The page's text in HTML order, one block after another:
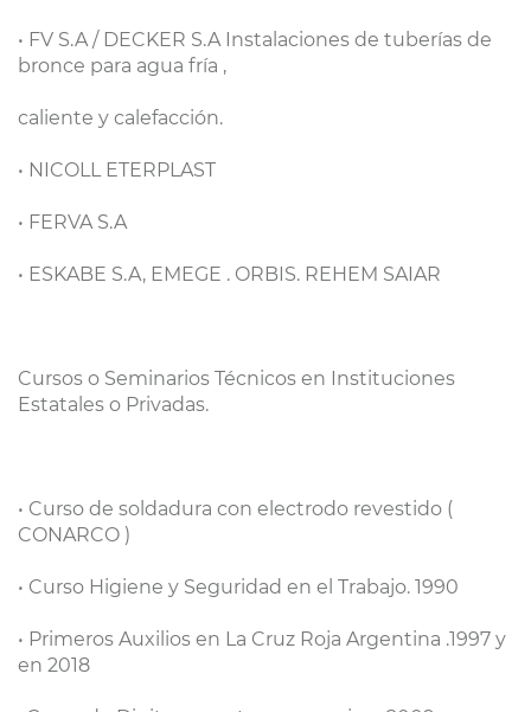
• FV S.A / DECKER S.A Instalaciones de tuberías de
bronce para agua fría ,
caliente y calefacción.
• NICOLL ETERPLAST
• FERVA S.A
• ESKABE S.A, EMEGE . ORBIS. REHEM SAIAR
Cursos o Seminarios Técnicos en Instituciones
Estatales o Privadas.
• Curso de soldadura con electrodo revestido (
CONARCO )
• Curso Higiene y Seguridad en el Trabajo. 1990
• Primeros Auxilios en La Cruz Roja Argentina .1997 y
en 2018